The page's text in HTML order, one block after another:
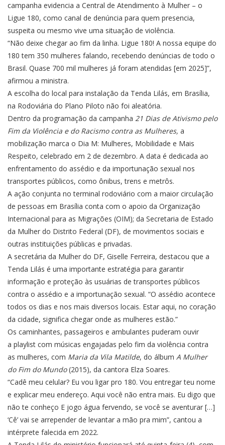
campanha evidencia a Central de Atendimento à Mulher – o
Ligue 180, como canal de denúncia para quem presencia,
suspeita ou mesmo vive uma situação de violência.
“Não deixe chegar ao fim da linha. Ligue 180! A nossa equipe do
180 tem 350 mulheres falando, recebendo denúncias de todo o
Brasil. Quase 700 mil mulheres já foram atendidas [em 2025]”,
afirmou a ministra.
A escolha do local para instalação da Tenda Lilás, em Brasília,
na Rodoviária do Plano Piloto não foi aleatória.
Dentro da programação da campanha 21 Dias de Ativismo pelo
Fim da Violência e do Racismo contra as Mulheres, a
mobilização marca o Dia M: Mulheres, Mobilidade e Mais
Respeito, celebrado em 2 de dezembro. A data é dedicada ao
enfrentamento do assédio e da importunação sexual nos
transportes públicos, como ônibus, trens e metrôs.
A ação conjunta no terminal rodoviário com a maior circulação
de pessoas em Brasília conta com o apoio da Organização
Internacional para as Migrações (OIM); da Secretaria de Estado
da Mulher do Distrito Federal (DF), de movimentos sociais e
outras instituições públicas e privadas.
A secretária da Mulher do DF, Giselle Ferreira, destacou que a
Tenda Lilás é uma importante estratégia para garantir
informação e proteção às usuárias de transportes públicos
contra o assédio e a importunação sexual. “O assédio acontece
todos os dias e nos mais diversos locais. Estar aqui, no coração
da cidade, significa chegar onde as mulheres estão.”
Os caminhantes, passageiros e ambulantes puderam ouvir
a playlist com músicas engajadas pelo fim da violência contra
as mulheres, com Maria da Vila Matilde, do álbum A Mulher
do Fim do Mundo(2015), da cantora Elza Soares.
“Cadê meu celular? Eu vou ligar pro 180. Vou entregar teu nome
e explicar meu endereço. Aqui você não entra mais. Eu digo que
não te conheço E jogo água fervendo, se você se aventurar […]
‘Cê’ vai se arrepender de levantar a mão pra mim”, cantou a
intérprete falecida em 2022.